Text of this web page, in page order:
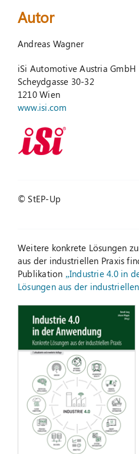
Autor
Andreas Wagner
iSi Automotive Austria GmbH
Scheydgasse 30-32
1210 Wien
www.isi.com
© StEP-Up
Weitere konkrete Lösungen
aus der industriellen Praxis
Publikation „Industrie 4.0 in
Lösungen aus der